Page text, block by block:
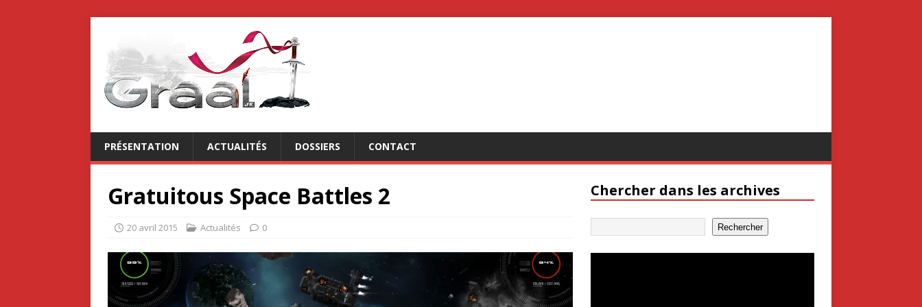
PRÉSENTATION ACTUALITÉS DOSSIERS CONTACT
Gratuitous Space Battles 2
20 avril 2015 Actualités 0
Chercher dans les archives
Rechercher